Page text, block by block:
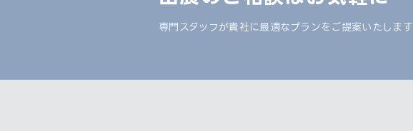
専門スタッフが貴社に最適なプランをご提案いたします